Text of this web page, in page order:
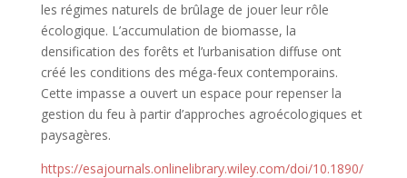
les régimes naturels de brûlage de jouer leur rôle
écologique. L’accumulation de biomasse, la
densification des forêts et l’urbanisation diffuse ont
créé les conditions des méga-feux contemporains.
Cette impasse a ouvert un espace pour repenser la
gestion du feu à partir d’approches agroécologiques et
paysagères.
https://esajournals.onlinelibrary.wiley.com/doi/10.1890/